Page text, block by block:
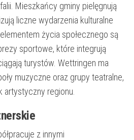
Mieszkańcy gminy pielęgnują
liczne wydarzenia kulturalne
życia społecznego są
sportowe, które integrują
turystów. Wettringen ma
muzyczne oraz grupy teatralne,
artystyczny regionu.
z innymi